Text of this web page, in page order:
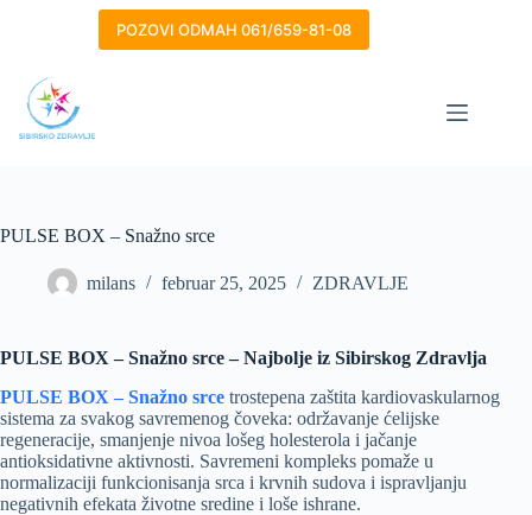
POZOVI ODMAH 061/659-81-08
PULSE BOX – Snažno srce
milans februar 25, 2025 ZDRAVLJE
PULSE BOX – Snažno srce – Najbolje iz Sibirskog Zdravlja
PULSE BOX – Snažno srce trostepena zaštita kardiovaskularnog
sistema za svakog savremenog čoveka: održavanje ćelijske
regeneracije, smanjenje nivoa lošeg holesterola i jačanje
antioksidativne aktivnosti. Savremeni kompleks pomaže u
normalizaciji funkcionisanja srca i krvnih sudova i ispravljanju
negativnih efekata životne sredine i loše ishrane.